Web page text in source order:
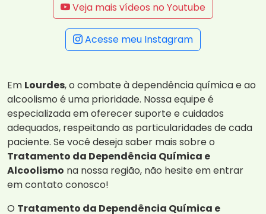
Veja mais vídeos no Youtube
Acesse meu Instagram
Em Lourdes, o combate à dependência química e ao
alcoolismo é uma prioridade. Nossa equipe é
especializada em oferecer suporte e cuidados
adequados, respeitando as particularidades de cada
paciente. Se você deseja saber mais sobre o
Tratamento da Dependência Química e
Alcoolismo na nossa região, não hesite em entrar
em contato conosco!
O Tratamento da Dependência Química e